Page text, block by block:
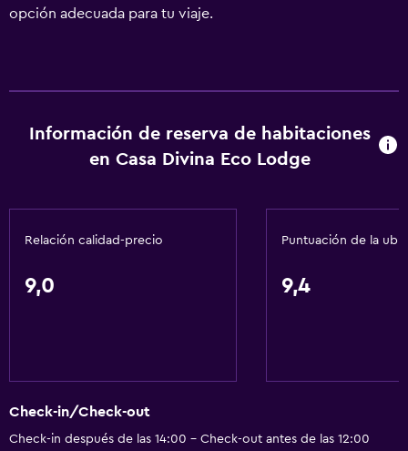
opción adecuada para tu viaje.
Información de reserva de habitaciones
en Casa Divina Eco Lodge
Relación calidad-precio
9,0
Puntuación de la
9,4
Check-in/Check-out
Check-in después de las 14:00 - Check-out antes de las 12:00